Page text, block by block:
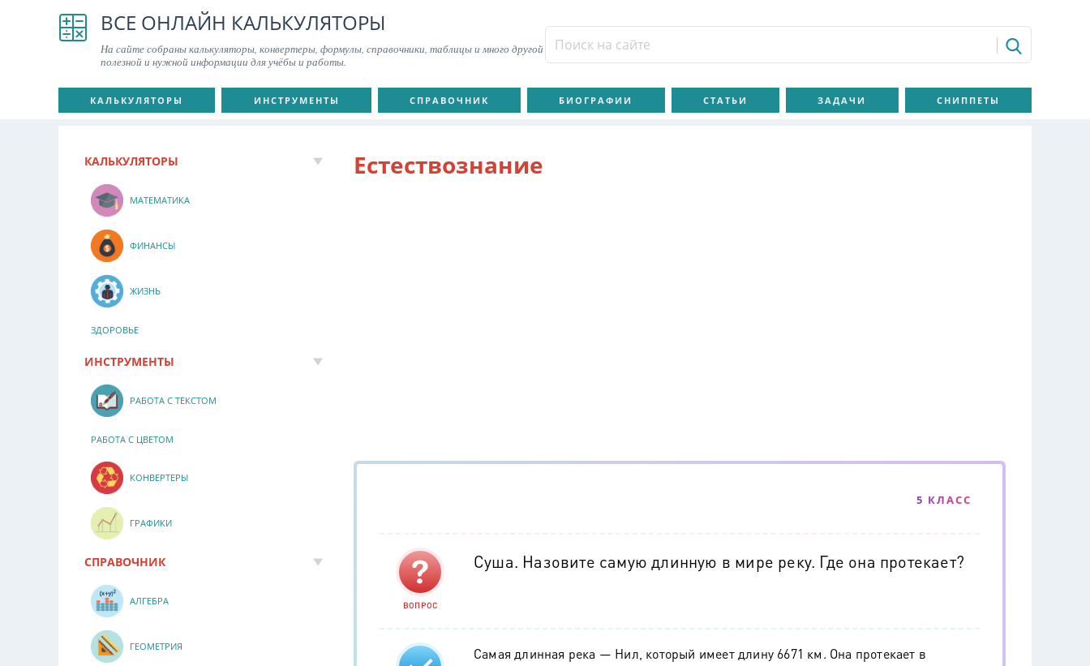
ВСЕ ОНЛАЙН КАЛЬКУЛЯТОРЫ
На сайте собраны калькуляторы, конвертеры, формулы, справочники, таблицы и много другой
полезной и нужной информации для учёбы и работы.
КАЛЬКУЛЯТОРЫ ИНСТРУМЕНТЫ СПРАВОЧНИК БИОГРАФИИ СТАТЬИ ЗАДАЧИ СНИППЕТЫ
Естествознание
5 КЛАСС
ВОПРОС
Суша. Назовите самую длинную в мире реку. Где она протекает?
Самая длинная река — Нил, который имеет длину 6671 км. Она протекает в
КАЛЬКУЛЯТОРЫ
МАТЕМАТИКА
ФИНАНСЫ
ЖИЗНЬ
ЗДОРОВЬЕ
ИНСТРУМЕНТЫ
РАБОТА С ТЕКСТОМ
РАБОТА С ЦВЕТОМ
КОНВЕРТЕРЫ
ГРАФИКИ
СПРАВОЧНИК
АЛГЕБРА
ГЕОМЕТРИЯ